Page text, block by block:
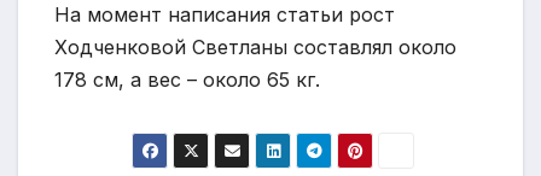
На момент написания статьи рост
Ходченковой Светланы составлял около
178 см, а вес – около 65 кг.